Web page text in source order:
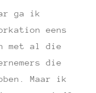
ga ik
eens
met al die
die
Maar ik